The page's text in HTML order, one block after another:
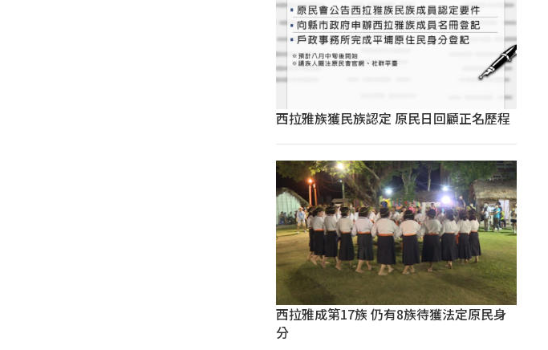
西拉雅族獲民族認定 原民日回顧正名歷程
西拉雅成第17族 仍有8族待獲法定原民身
分